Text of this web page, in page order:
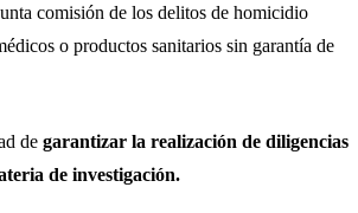
comisión de los delitos de homicidio
o productos sanitarios sin garantía de
de garantizar la realización de diligencias
de investigación.